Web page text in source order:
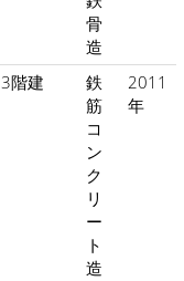
骨
造
3階建
鉄
筋
コ
ン
ク
リ
ー
ト
造
2011
年